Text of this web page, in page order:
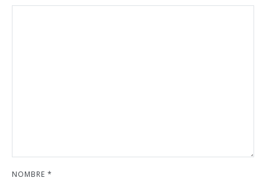
NOMBRE *